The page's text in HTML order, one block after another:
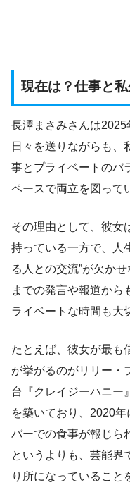
現在は？仕事と
長澤まさみさんは
日々を送りながらも、
事とプライベートのバ
ペースで両立を図って
その理由として、彼女
持っている一方で、人
る人との交流”が欠か
までの発言や報道から
ライベートな時間も大
たとえば、彼女が最も
が挙がるのがリリー・
台『クレイジーハニー
を築いており、2020
バーでの食事が報じら
というよりも、芸能界
り所になっていること